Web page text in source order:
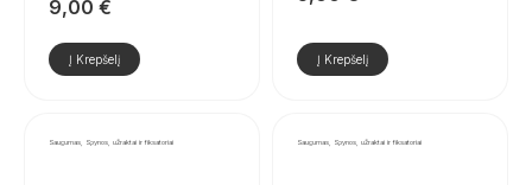
9,00 €
Į Krepšelį Į Krepšelį
Saugumas, Spynos, užraktai ir fiksatoriai Saugumas, Spynos, užraktai ir fiksatoriai